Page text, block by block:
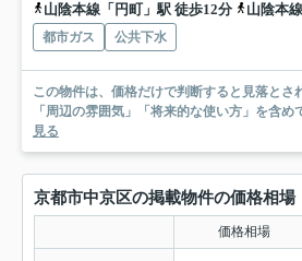
山陰本線「円町」駅 徒歩12分
山陰本
都市ガス 公共下水
この物件は、価格だけで判断すると見落とさ
「周辺の雰囲気」「将来的な使い方」を含め
見る
京都市中京区の掲載物件の価格相場
価格相場